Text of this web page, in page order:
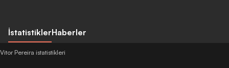
İstatistiklerHaberler
Vitor Pereira istatistikleri